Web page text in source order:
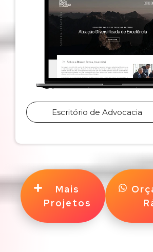
Escritório de Advocacia
Mais
Projetos